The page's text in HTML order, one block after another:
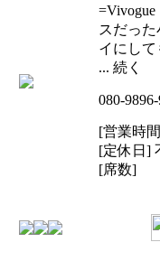
スだっ
イにし
... 続く
080-
[営業時
[定休日]
[席数] [